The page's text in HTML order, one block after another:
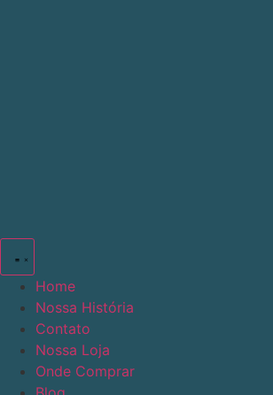
Home
Nossa História
Contato
Nossa Loja
Onde Comprar